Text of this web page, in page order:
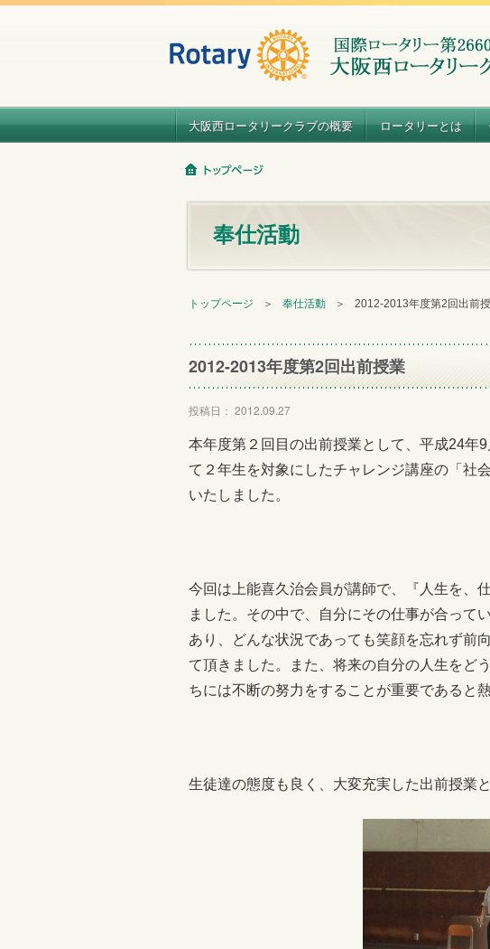
大阪西ロータリークラブの概要 ロータリーとは
奉仕活動
トップページ ＞ 奉仕活動 ＞ 2012-2013年度第2回出前
2012-2013年度第2回出前授業
投稿日： 2012.09.27
本年度第２回目の出前授業として、平成24年
て２年生を対象にしたチャレンジ講座の「社
いたしました。
今回は上能喜久治会員が講師で、『人生を、
ました。その中で、自分にその仕事が合って
あり、どんな状況であっても笑顔を忘れず前
て頂きました。また、将来の自分の人生をど
ちには不断の努力をすることが重要であると
生徒達の態度も良く、大変充実した出前授業